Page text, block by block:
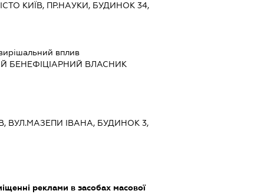
КИЇВ, ПР.НАУКИ, БУДИНОК 34,
вплив
БЕНЕФІЦІАРНИЙ ВЛАСНИК
ВУЛ.МАЗЕПИ ІВАНА, БУДИНОК 3,
реклами в засобах масової